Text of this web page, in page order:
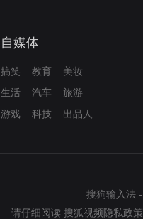
自媒体
搞笑 教育
美妆
生活
汽车
旅游
游戏
科技 出品人
搜狗输入法 -
请仔细阅读 搜狐视频隐私政策